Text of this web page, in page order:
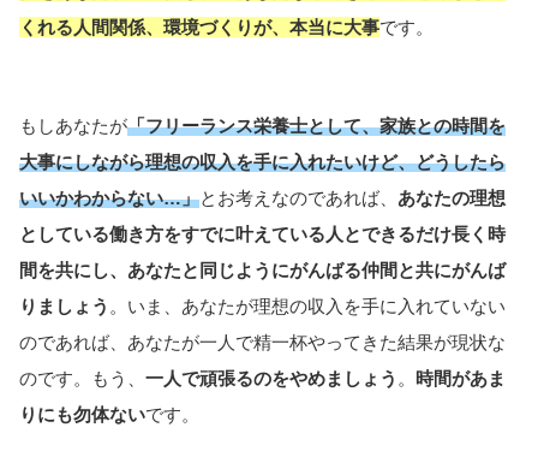
くれる人間関係、環境づくりが、本当に大事です。
もしあなたが「フリーランス栄養士として、家族との時間を
大事にしながら理想の収入を手に入れたいけど、どうしたら
いいかわからない…」とお考えなのであれば、 あなたの理想
としている働き方をすでに叶えている人とできるだけ長く時
間を共にし、あなたと同じようにがんばる仲間と共にがんば
りましょう 。いま、あなたが理想の収入を手に入れていない
のであれば、あなたが一人で精一杯やってきた結果が現状な
のです。もう、 一人で頑張るのをやめましょう 。 時間があま
りにも勿体ないです。